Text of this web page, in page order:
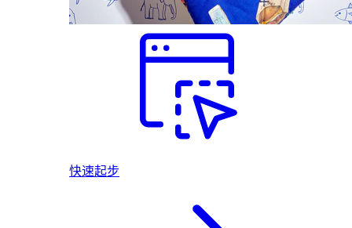
快速起步